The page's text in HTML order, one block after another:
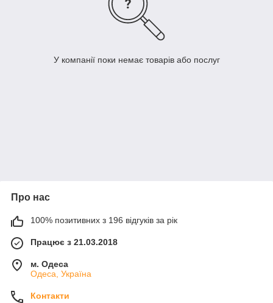
У компанії поки немає товарів або послуг
Про нас
100% позитивних з 196 відгуків за рік
Працює з 21.03.2018
м. Одеса
Одеса, Україна
Контакти